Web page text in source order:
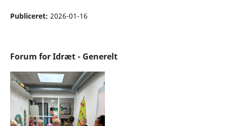
Publiceret: 2026-01-16
Forum for Idræt - Generelt